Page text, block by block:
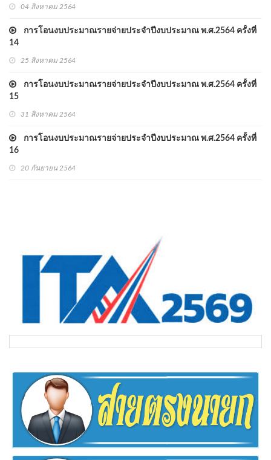
04 สิงหาคม 2564
การโอนงบประมาณรายจ่ายประจำปีงบประมาณ พ.ศ.2564 ครั้งที่
14
25 สิงหาคม 2564
การโอนงบประมาณรายจ่ายประจำปีงบประมาณ พ.ศ.2564 ครั้งที่
15
31 สิงหาคม 2564
การโอนงบประมาณรายจ่ายประจำปีงบประมาณ พ.ศ.2564 ครั้งที่
16
20 กันยายน 2564